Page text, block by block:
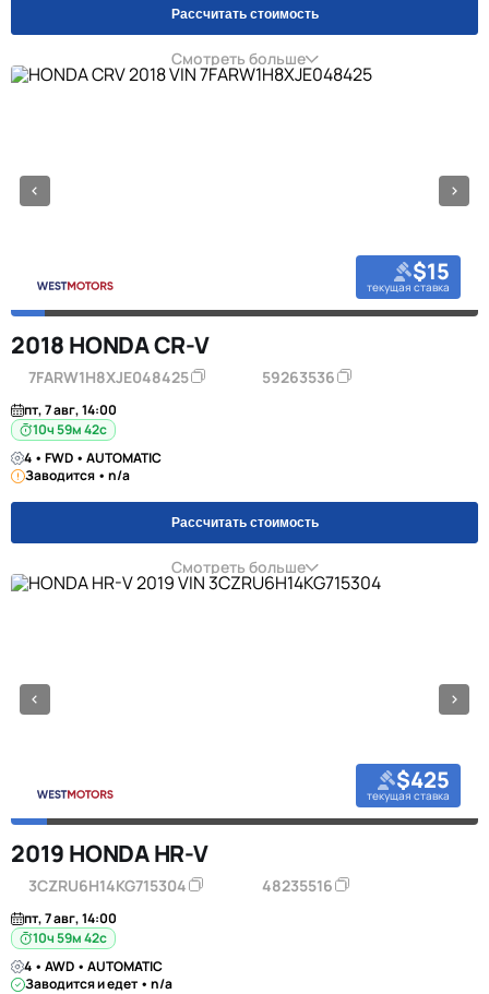
Рассчитать стоимость
Смотреть больше
$15
текущая ставка
2018 HONDA CR-V
7FARW1H8XJE048425 59263536
пт, 7 авг, 14:00
10ч 59м 42с
4 • FWD • AUTOMATIC
Заводится • n/a
Рассчитать стоимость
Смотреть больше
$425
текущая ставка
2019 HONDA HR-V
3CZRU6H14KG715304 48235516
пт, 7 авг, 14:00
10ч 59м 42с
4 • AWD • AUTOMATIC
Заводится и едет • n/a